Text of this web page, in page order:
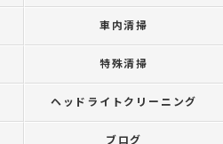
車内清掃
特殊清掃
ヘッドライトクリーニング
ブログ